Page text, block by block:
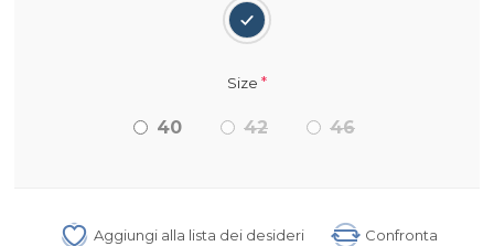
Size *
40 42 46
Aggiungi alla lista dei desideri Confronta